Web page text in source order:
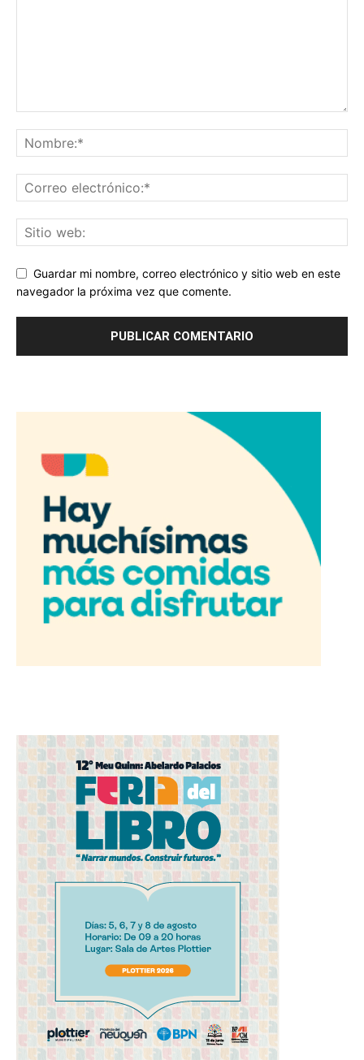
Guardar mi nombre, correo electrónico y sitio web en este
navegador la próxima vez que comente.